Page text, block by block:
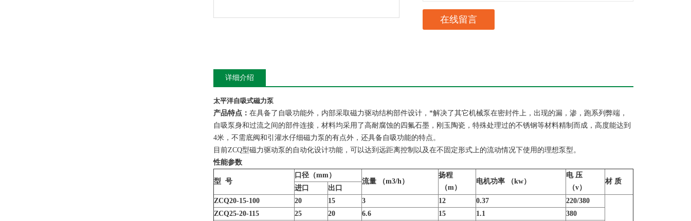
在线留言
详细介绍
太平洋自吸式磁力泵
产品特点： 在具备了自吸功能外，内部采取磁力驱动结构部件设计，*解决了其它机械泵在密封件上，出现的漏，渗，跑系列弊端，
自吸泵身和过流之间的部件连接，材料均采用了高耐腐蚀的四氟石墨，刚玉陶瓷，特殊处理过的不锈钢等材料精制而成，高度能达到
4米，不需底阀和引灌水仔细磁力泵的有点外，还具备自吸功能的特点。
目前ZCQ型磁力驱动泵的自动化设计功能，可以达到远距离控制以及在不固定形式上的流动情况下使用的理想泵型。
性能参数
型 号
口径（mm）
流量 （m3/h）
扬程
（m）
电机功率 （kw）
电 压
（v）
材 质
进口
出口
ZCQ20-15-100
20 15 3 12 0.37 220/380
ZCQ25-20-115 25 20 6.6 15 1.1
380